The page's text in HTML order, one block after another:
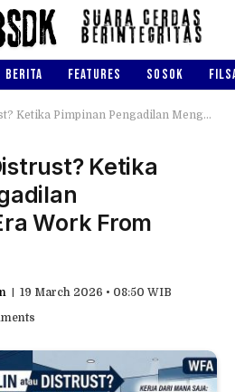
BERITA FEATURES SOSOK
Pengadilan Menghadapi Era Work From Anywhere
Ketika
Work From
19 March 2026 • 08:50 WIB